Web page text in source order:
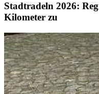
Stadtradeln 2026:
Kilometer zu